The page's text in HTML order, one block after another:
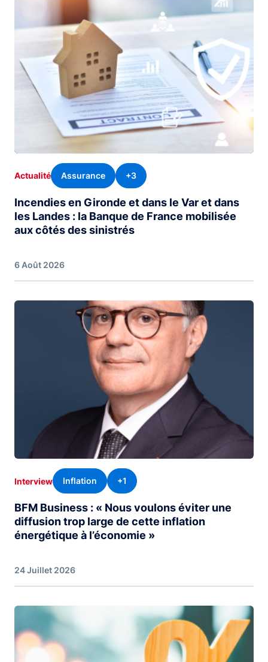
Actualité Assurance +3
Incendies en Gironde et dans le Var et dans
les Landes : la Banque de France mobilisée
aux côtés des sinistrés
6 Août 2026
Image
Interview Inflation +1
BFM Business : « Nous voulons éviter une
diffusion trop large de cette inflation
énergétique à l’économie »
24 Juillet 2026
Image